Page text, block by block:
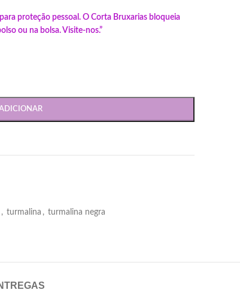
proteção pessoal. O Corta Bruxarias bloqueia
ou na bolsa. Visite-nos.”
, turmalina , turmalina negra